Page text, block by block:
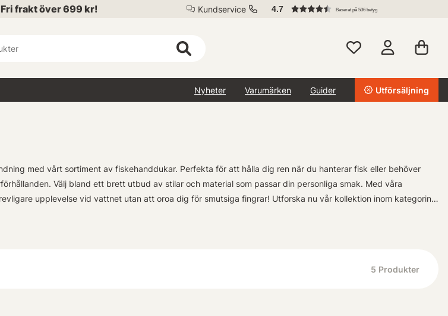
Fri frakt över 699 kr! Kundservice 4.7 Baserat på 536 betyg
Nyheter Varumärken Guider Utförsäljning
med vårt sortiment av fiskehanddukar. Perfekta för att hålla dig ren när du hanterar fisk eller behöver
Välj bland ett brett utbud av stilar och material som passar din personliga smak. Med våra
upplevelse vid vattnet utan att oroa dig för smutsiga fingrar! Utforska nu vår kollektion inom kategorin
5 Produkter